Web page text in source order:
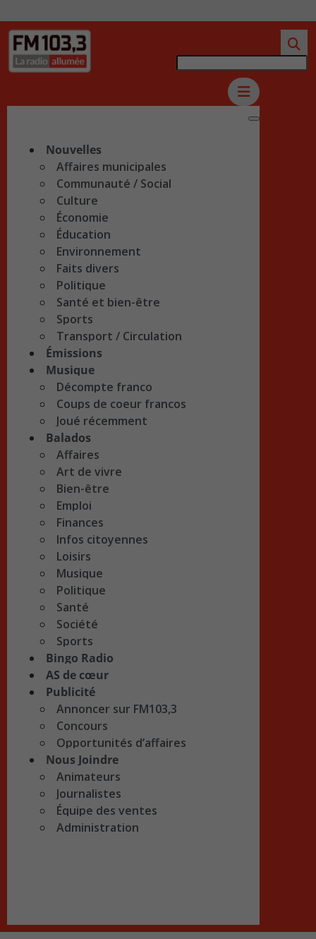
Nouvelles
Affaires municipales
Communauté / Social
Culture
Économie
Éducation
Environnement
Faits divers
Politique
Santé et bien-être
Sports
Transport / Circulation
Émissions
Musique
Décompte franco
Coups de coeur francos
Joué récemment
Balados
Affaires
Art de vivre
Bien-être
Emploi
Finances
Infos citoyennes
Loisirs
Musique
Politique
Santé
Société
Sports
Bingo Radio
AS de cœur
Publicité
Annoncer sur FM103,3
Concours
Opportunités d’affaires
Nous Joindre
Animateurs
Journalistes
Équipe des ventes
Administration